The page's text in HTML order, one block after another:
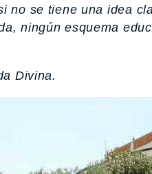
no se tiene una idea
ningún esquema
Divina.